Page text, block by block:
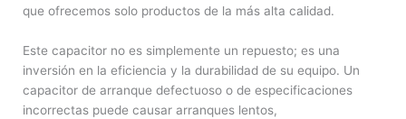
que ofrecemos solo productos de la más alta calidad.
Este capacitor no es simplemente un repuesto; es una
inversión en la eficiencia y la durabilidad de su equipo. Un
capacitor de arranque defectuoso o de especificaciones
incorrectas puede causar arranques lentos,